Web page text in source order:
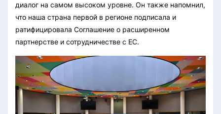
диалог на самом высоком уровне. Он также напомнил,
что наша страна первой в регионе подписала и
ратифицировала Соглашение о расширенном
партнерстве и сотрудничестве с ЕС.